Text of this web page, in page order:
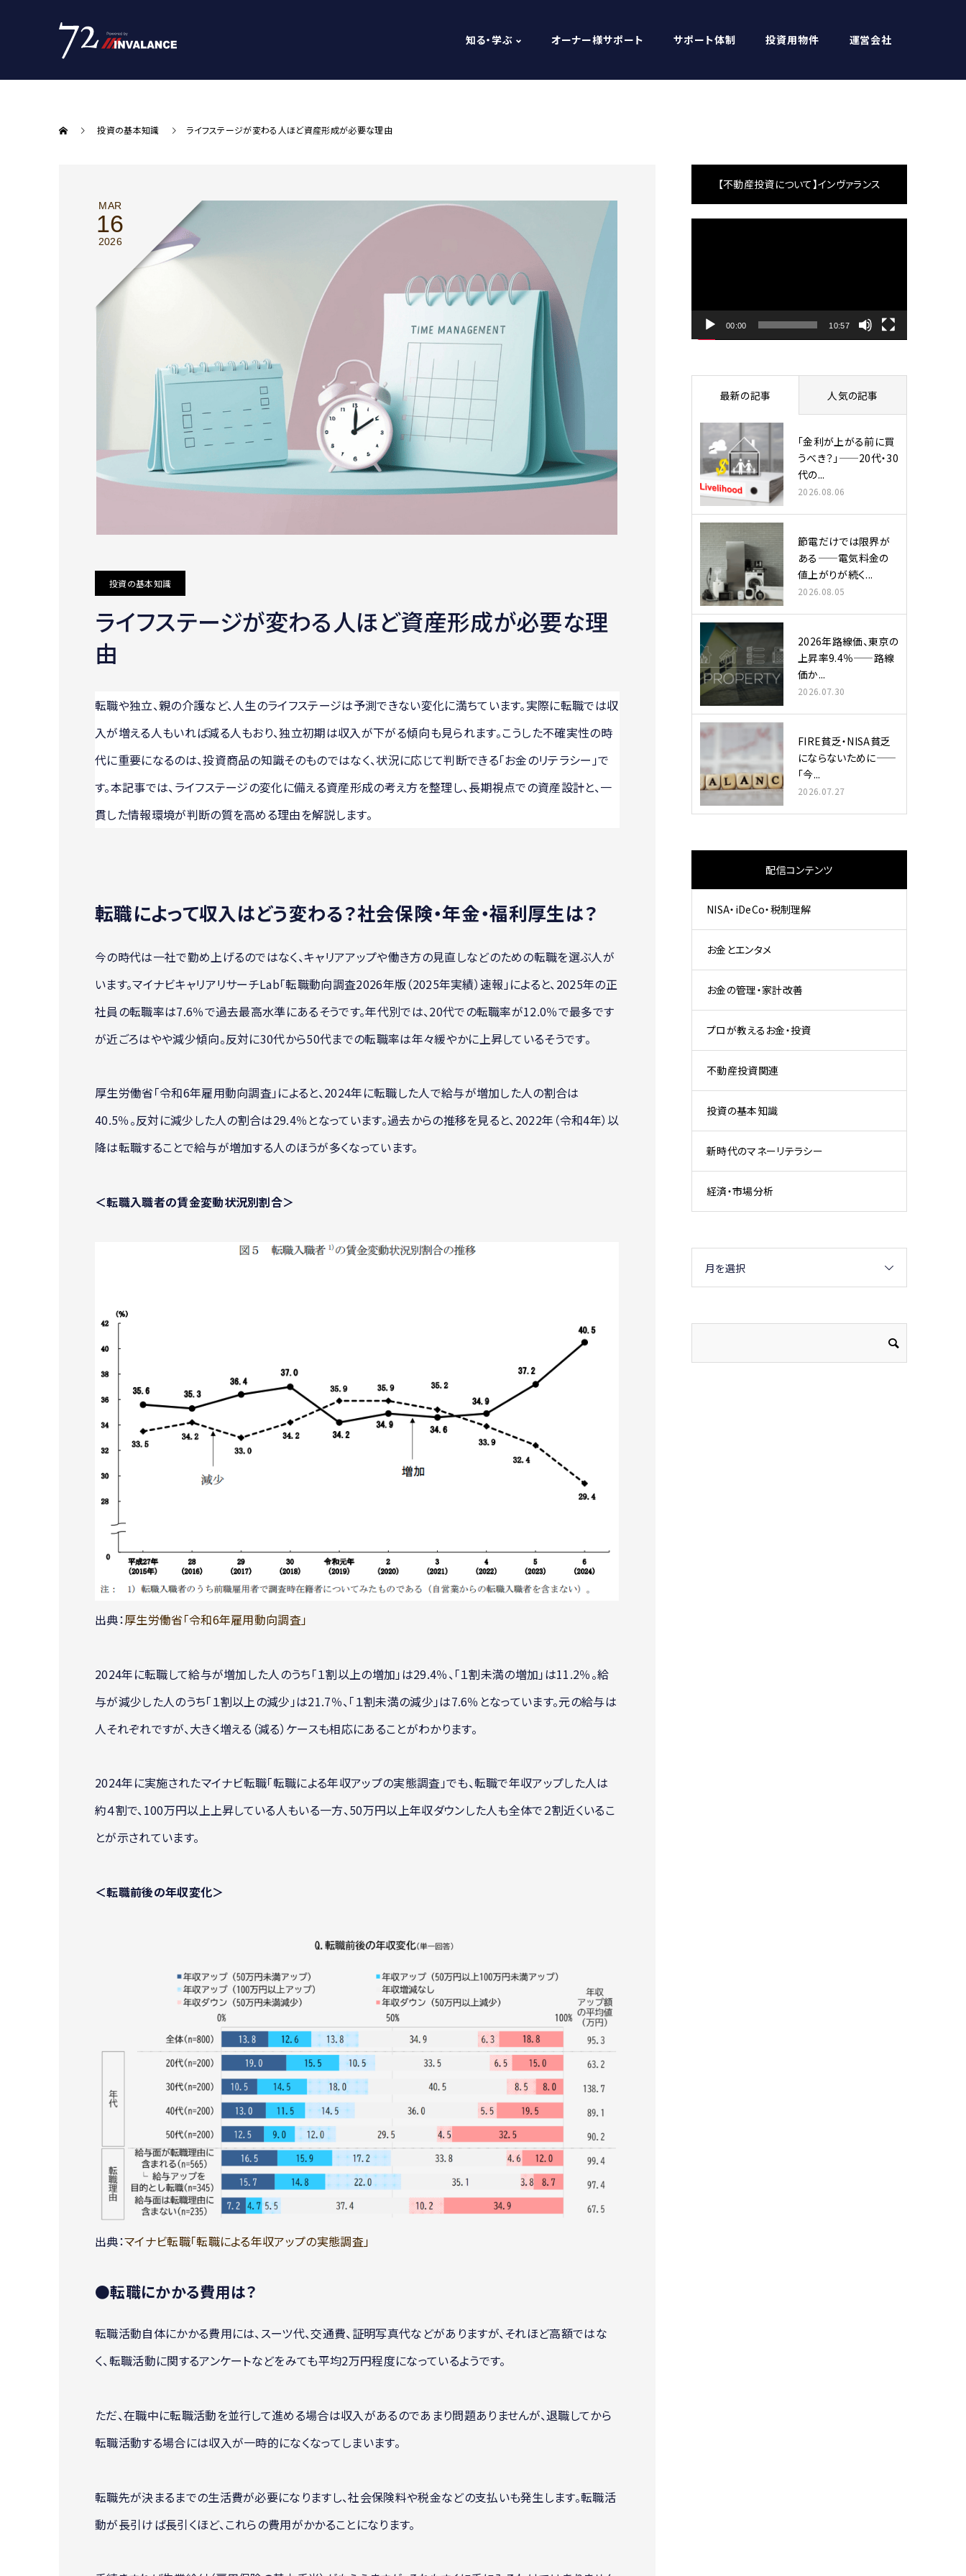
知る・学ぶ オーナー様サポート サポート体制 投資用物件 運営会社
投資の基本知識 ライフステージが変わる人ほど資産形成が必要な理由
MAR
16
2026
投資の基本知識
ライフステージが変わる人ほど資産形成が必要な理
由
転職や独立、親の介護など、人生のライフステージは予測できない変化に満ちています。実際に転職では収
入が増える人もいれば減る人もおり、独立初期は収入が下がる傾向も見られます。こうした不確実性の時
代に重要になるのは、投資商品の知識そのものではなく、状況に応じて判断できる「お金のリテラシー」で
す。本記事では、ライフステージの変化に備える資産形成の考え方を整理し、長期視点での資産設計と、一
貫した情報環境が判断の質を高める理由を解説します。
転職によって収入はどう変わる？社会保険・年金・福利厚生は？
今の時代は一社で勤め上げるのではなく、キャリアアップや働き方の見直しなどのための転職を選ぶ人が
います。マイナビキャリアリサーチLab「転職動向調査2026年版（2025年実績）速報」によると、2025年の正
社員の転職率は7.6％で過去最高水準にあるそうです。年代別では、20代での転職率が12.0％で最多です
が近ごろはやや減少傾向。反対に30代から50代までの転職率は年々緩やかに上昇しているそうです。
厚生労働省「令和6年雇用動向調査」によると、2024年に転職した人で給与が増加した人の割合は
40.5％。反対に減少した人の割合は29.4％となっています。過去からの推移を見ると、2022年（令和4年）以
降は転職することで給与が増加する人のほうが多くなっています。
＜転職入職者の賃金変動状況別割合＞
出典：厚生労働省「令和6年雇用動向調査」
2024年に転職して給与が増加した人のうち「１割以上の増加」は29.4％、「１割未満の増加」は11.2％。給
与が減少した人のうち「１割以上の減少」は21.7％、「１割未満の減少」は7.6％となっています。元の給与は
人それぞれですが、大きく増える（減る）ケースも相応にあることがわかります。
2024年に実施されたマイナビ転職「転職による年収アップの実態調査」でも、転職で年収アップした人は
約４割で、100万円以上上昇している人もいる一方、50万円以上年収ダウンした人も全体で２割近くいるこ
とが示されています。
＜転職前後の年収変化＞
出典：マイナビ転職「転職による年収アップの実態調査」
●転職にかかる費用は？
転職活動自体にかかる費用には、スーツ代、交通費、証明写真代などがありますが、それほど高額ではな
く、転職活動に関するアンケートなどをみても平均2万円程度になっているようです。
ただ、在職中に転職活動を並行して進める場合は収入があるのであまり問題ありませんが、退職してから
転職活動する場合には収入が一時的になくなってしまいます。
転職先が決まるまでの生活費が必要になりますし、社会保険料や税金などの支払いも発生します。転職活
動が長引けば長引くほど、これらの費用がかかることになります。
【不動産投資について】インヴァランス
ー
00:00 10:57
最新の記事 人気の記事
「金利が上がる前に買
うべき？」——20代・30
代の...
2026.08.06
節電だけでは限界が
ある——電気料金の
値上がりが続く...
2026.08.05
2026年路線価、東京の
上昇率9.4％——路線
価か...
2026.07.30
FIRE貧乏・NISA貧乏
にならないために——
「今...
2026.07.27
配信コンテンツ
NISA・iDeCo・税制理解
お金とエンタメ
お金の管理・家計改善
プロが教えるお金・投資
不動産投資関連
投資の基本知識
新時代のマネーリテラシー
経済・市場分析
月を選択